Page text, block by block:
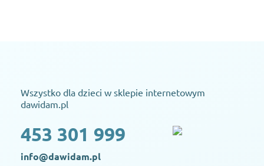
Wszystko dla dzieci w sklepie internetowym
dawidam.pl
453 301 999
info@dawidam.pl